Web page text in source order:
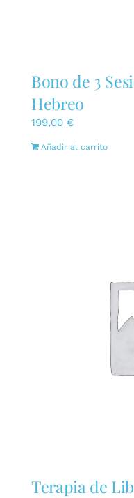
Bono de 3
Hebreo
199,00 €
Añadir al carrito
Terapia de